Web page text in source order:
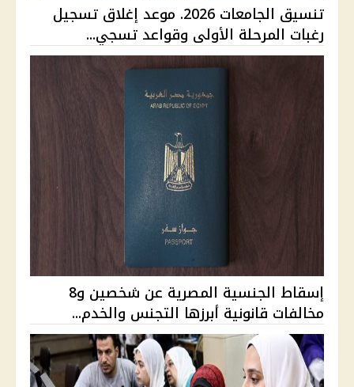
تنسيق الجامعات 2026. موعد إغلاق تسجيل
رغبات المرحلة الأولى وقواعد تسجي...
إسقاط الجنسية المصرية عن شخصين و8
مخالفات قانونية أبرزها التجنس والخدم...